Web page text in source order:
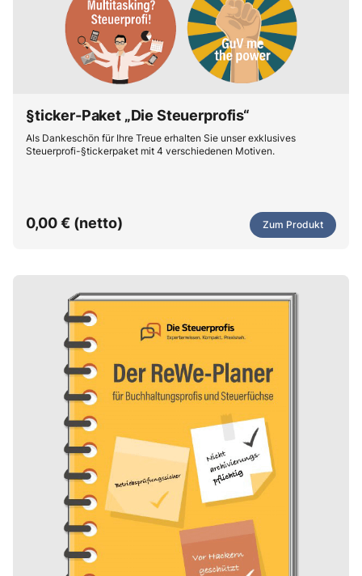
§ticker-Paket „Die Steuerprofis“
Als Dankeschön für Ihre Treue erhalten Sie unser exklusives
Steuerprofi-§tickerpaket mit 4 verschiedenen Motiven.
0,00 € (netto) Zum Produkt